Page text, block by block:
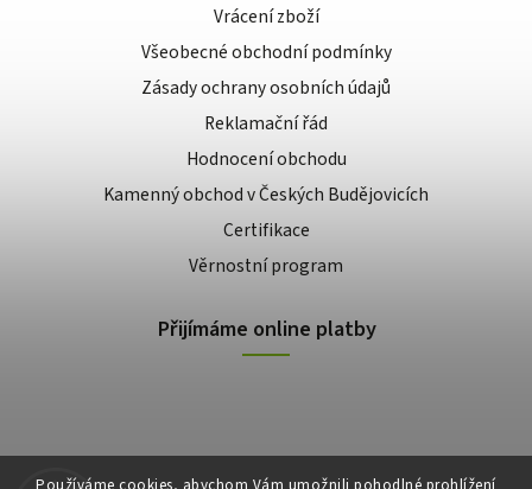
Vrácení zboží
Všeobecné obchodní podmínky
Zásady ochrany osobních údajů
Reklamační řád
Hodnocení obchodu
Kamenný obchod v Českých Budějovicích
Certifikace
Věrnostní program
Přijímáme online platby